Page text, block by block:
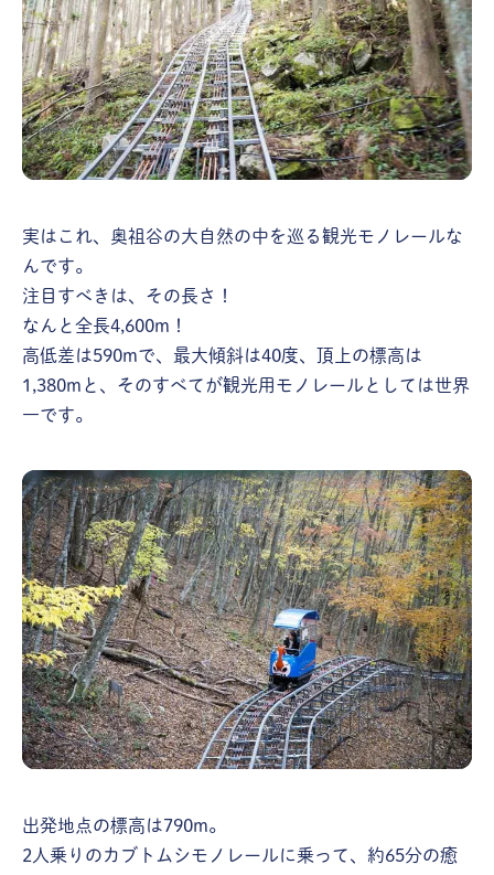
実はこれ、奥祖谷の大自然の中を巡る観光モノレールな
んです。
注目すべきは、その長さ！
なんと全長4,600m！
高低差は590mで、最大傾斜は40度、頂上の標高は
1,380mと、そのすべてが観光用モノレールとしては世界
一です。
出発地点の標高は790m。
2人乗りのカブトムシモノレールに乗って、約65分の癒